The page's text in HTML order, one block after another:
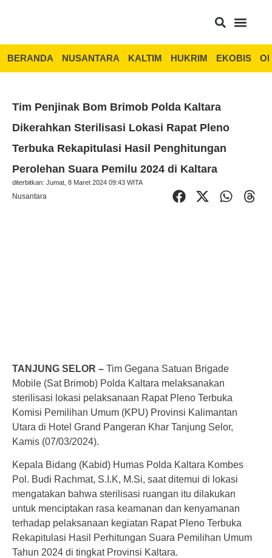
BERANDA NUSANTARA KALTIM HUKRIM EKOBIS
Tim Penjinak Bom Brimob Polda Kaltara
Dikerahkan Sterilisasi Lokasi Rapat Pleno
Terbuka Rekapitulasi Hasil Penghitungan
Perolehan Suara Pemilu 2024 di Kaltara
diterbitkan: Jumat, 8 Maret 2024 09:43 WITA
Nusantara
TANJUNG SELOR – Tim Gegana Satuan Brigade
Mobile (Sat Brimob) Polda Kaltara melaksanakan
sterilisasi lokasi pelaksanaan Rapat Pleno Terbuka
Komisi Pemilihan Umum (KPU) Provinsi Kalimantan
Utara di Hotel Grand Pangeran Khar Tanjung Selor,
Kamis (07/03/2024).
Kepala Bidang (Kabid) Humas Polda Kaltara Kombes
Pol. Budi Rachmat, S.I.K, M.Si, saat ditemui di lokasi
mengatakan bahwa sterilisasi ruangan itu dilakukan
untuk menciptakan rasa keamanan dan kenyamanan
terhadap pelaksanaan kegiatan Rapat Pleno Terbuka
Rekapitulasi Hasil Perhitungan Suara Pemilihan Umum
Tahun 2024 di tingkat Provinsi Kaltara.